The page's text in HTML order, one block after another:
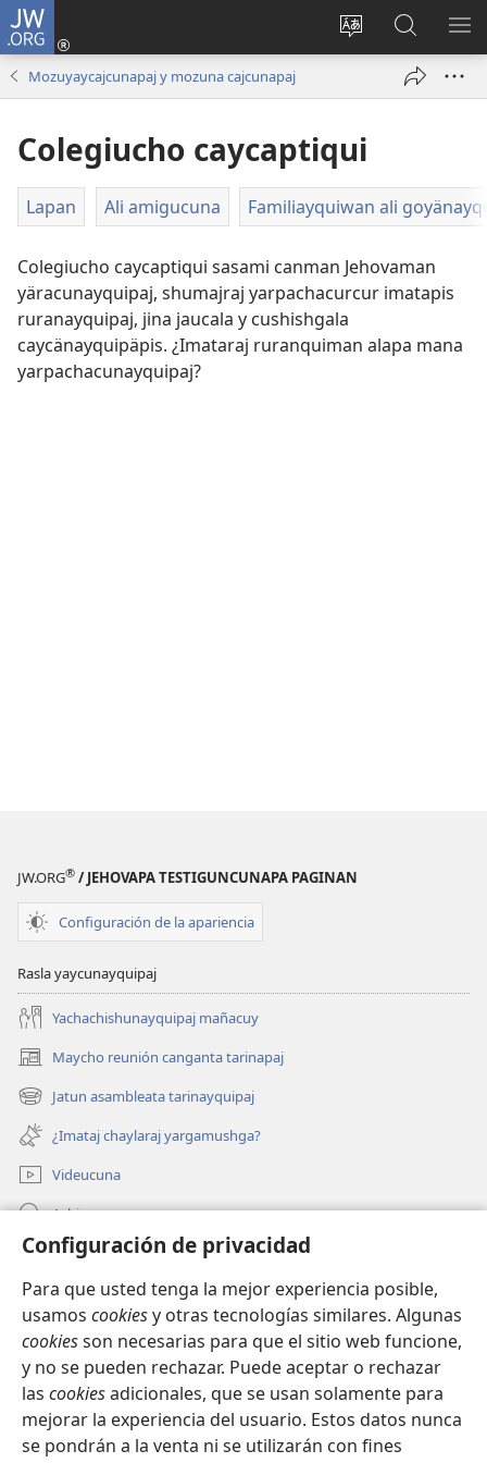
Configuración de privacidad
Para que usted tenga la mejor experiencia posible,
usamos cookiesy otras tecnologías similares. Algunas
cookiesson necesarias para que el sitio web funcione,
y no se pueden rechazar. Puede aceptar o rechazar
las cookiesadicionales, que se usan solamente para
mejorar la experiencia del usuario. Estos datos nunca
se pondrán a la venta ni se utilizarán con fines
JW.ORG
Idiumata
trucachiy
Cuentayquiman
yaycuy
ventana)
JW.ORG
ashiy
Mozuyaycajcunapaj y mozuna cajcunapaj
Colegiucho caycaptiqui
Lapan Ali amigucuna Familiayquiwan ali
Colegiucho caycaptiqui sasami canman Jehovaman
yäracunayquipaj, shumajraj yarpachacurcur imatapis
ruranayquipaj, jina jaucala y cushishgala
caycänayquipäpis. ¿Imataraj ruranquiman alapa mana
yarpachacunayquipaj?
JW.ORG® / JEHOVAPA TESTIGUNCUNAPA PAGINAN
Configuración de la apariencia
Rasla yaycunayquipaj
Yachachishunayquipaj mañacuy
Maycho reunión canganta tarinapaj
(abre
una
nueva
ventana)
Jatun asambleata tarinayquipaj
(abre
una
nueva
ventana)
¿Imataj chaylaraj yargamushga?
Videucuna
Ashiy
(abre
una
nueva
ventana)INTERNETCHO PUBLICACIUN-
NINCHICUNA™
una
nueva
ventana)JW Hub ®
(abre
una